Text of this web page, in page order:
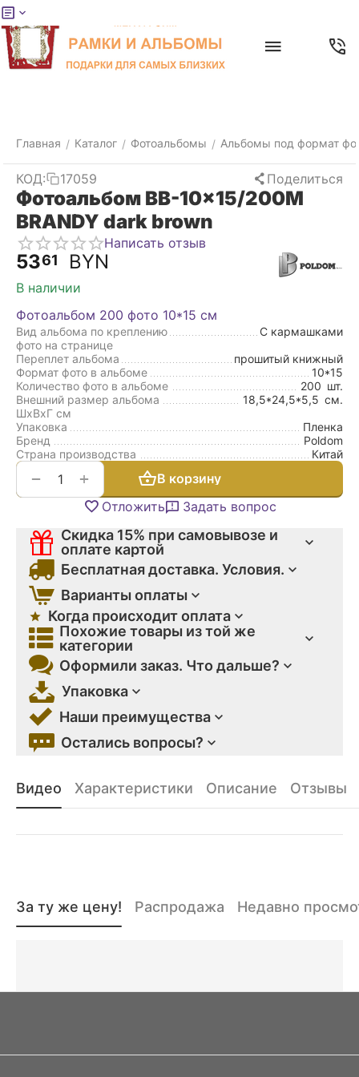
Главная / Каталог / Фотоальбомы / Альбомы под формат
КОД: 17059 Поделиться
Фотоальбом BB-10x15/200M
BRANDY dark brown
Написать отзыв
5361 BYN
В наличии
Фотоальбом 200 фото 10*15 см
Вид альбома по креплению
фото на странице
С кармашками
Переплет альбома
прошитый книжный
Формат фото в альбоме
10*15
Количество фото в альбоме
200 шт.
Внешний размер альбома
ШxВxГ см
18,5*24,5*5,5 см.
Упаковка
Пленка
Бренд
Poldom
Страна производства
Китай
+
−
В корзину
Отложить
Задать вопрос
Скидка 15% при самовывозе и
оплате картой
Бесплатная доставка. Условия.
Варианты оплаты
Когда происходит оплата
Похожие товары из той же
категории
Оформили заказ. Что дальше?
Упаковка
Наши преимущества
Остались вопросы?
Видео Характеристики Описание Отзывы
За ту же цену! Распродажа Недавно
Меню
товары